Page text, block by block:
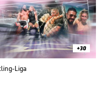
+30
Liga